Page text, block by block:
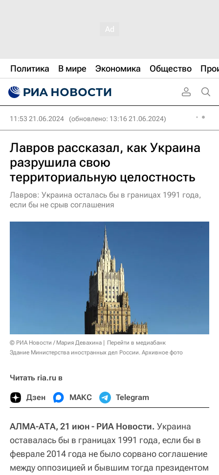
Политика В мире Экономика Общество
11:53 21.06.2024 (обновлено: 13:16 21.06.2024)
Лавров рассказал, как Украина
разрушила свою
территориальную целостность
Лавров: Украина осталась бы в границах 1991 года,
если бы не срыв соглашения
© РИА Новости / Мария Девахина
Перейти в медиабанк
Здание Министерства иностранных дел России. Архивное фото
Читать ria.ru в
Дзен МАКС Telegram
АЛМА-АТА, 21 июн - РИА Новости. Украина
оставалась бы в границах 1991 года, если бы в
феврале 2014 года не было сорвано соглашение
между оппозицией и бывшим тогда президентом